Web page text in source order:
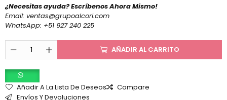
¿Necesitas ayuda? Escríbenos Ahora Mismo!
Email: ventas@grupoalcori.com
WhatsApp: +51 927 240 225
AÑADIR AL CARRITO
Añadir A La Lista De Deseos
Compare
Envíos Y Devoluciones